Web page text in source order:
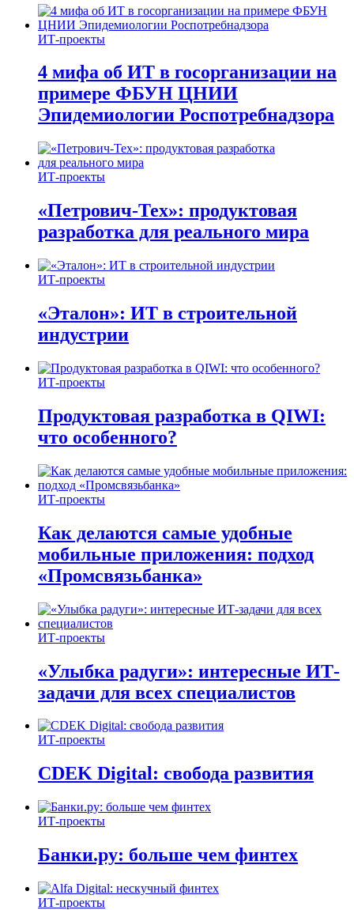
ИТ-проекты
4 мифа об ИТ в госорганизации на
примере ФБУН ЦНИИ
Эпидемиологии Роспотребнадзора
ИТ-проекты
«Петрович-Тех»: продуктовая
разработка для реального мира
ИТ-проекты
«Эталон»: ИТ в строительной
индустрии
ИТ-проекты
Продуктовая разработка в QIWI:
что особенного?
ИТ-проекты
Как делаются самые удобные
мобильные приложения: подход
«Промсвязьбанка»
ИТ-проекты
«Улыбка радуги»: интересные ИТ-
задачи для всех специалистов
ИТ-проекты
CDEK Digital: свобода развития
ИТ-проекты
Банки.ру: больше чем финтех
ИТ-проекты